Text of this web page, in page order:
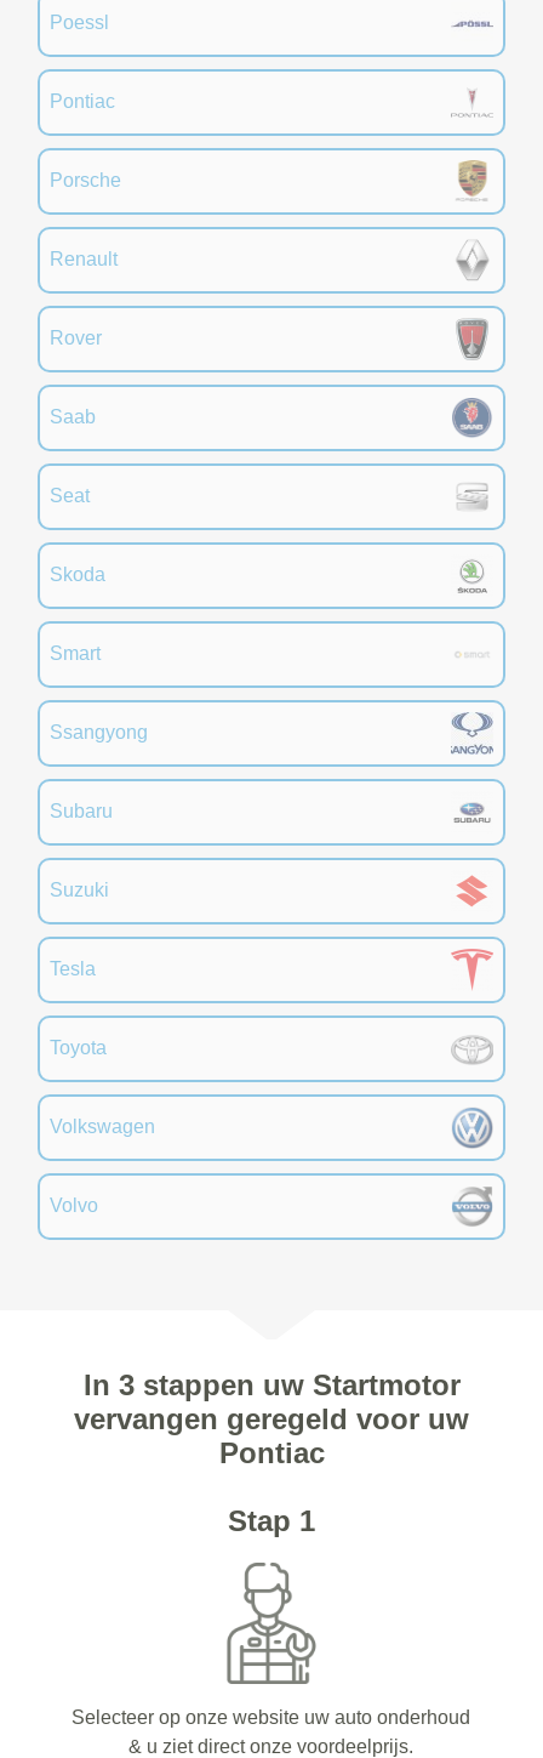
Poessl
Pontiac
Porsche
Renault
Rover
Saab
Seat
Skoda
Smart
Ssangyong
Subaru
Suzuki
Tesla
Toyota
Volkswagen
Volvo
In 3 stappen uw Startmotor
vervangen geregeld voor uw
Pontiac
Stap 1
Selecteer op onze website uw auto onderhoud
& u ziet direct onze voordeelprijs.